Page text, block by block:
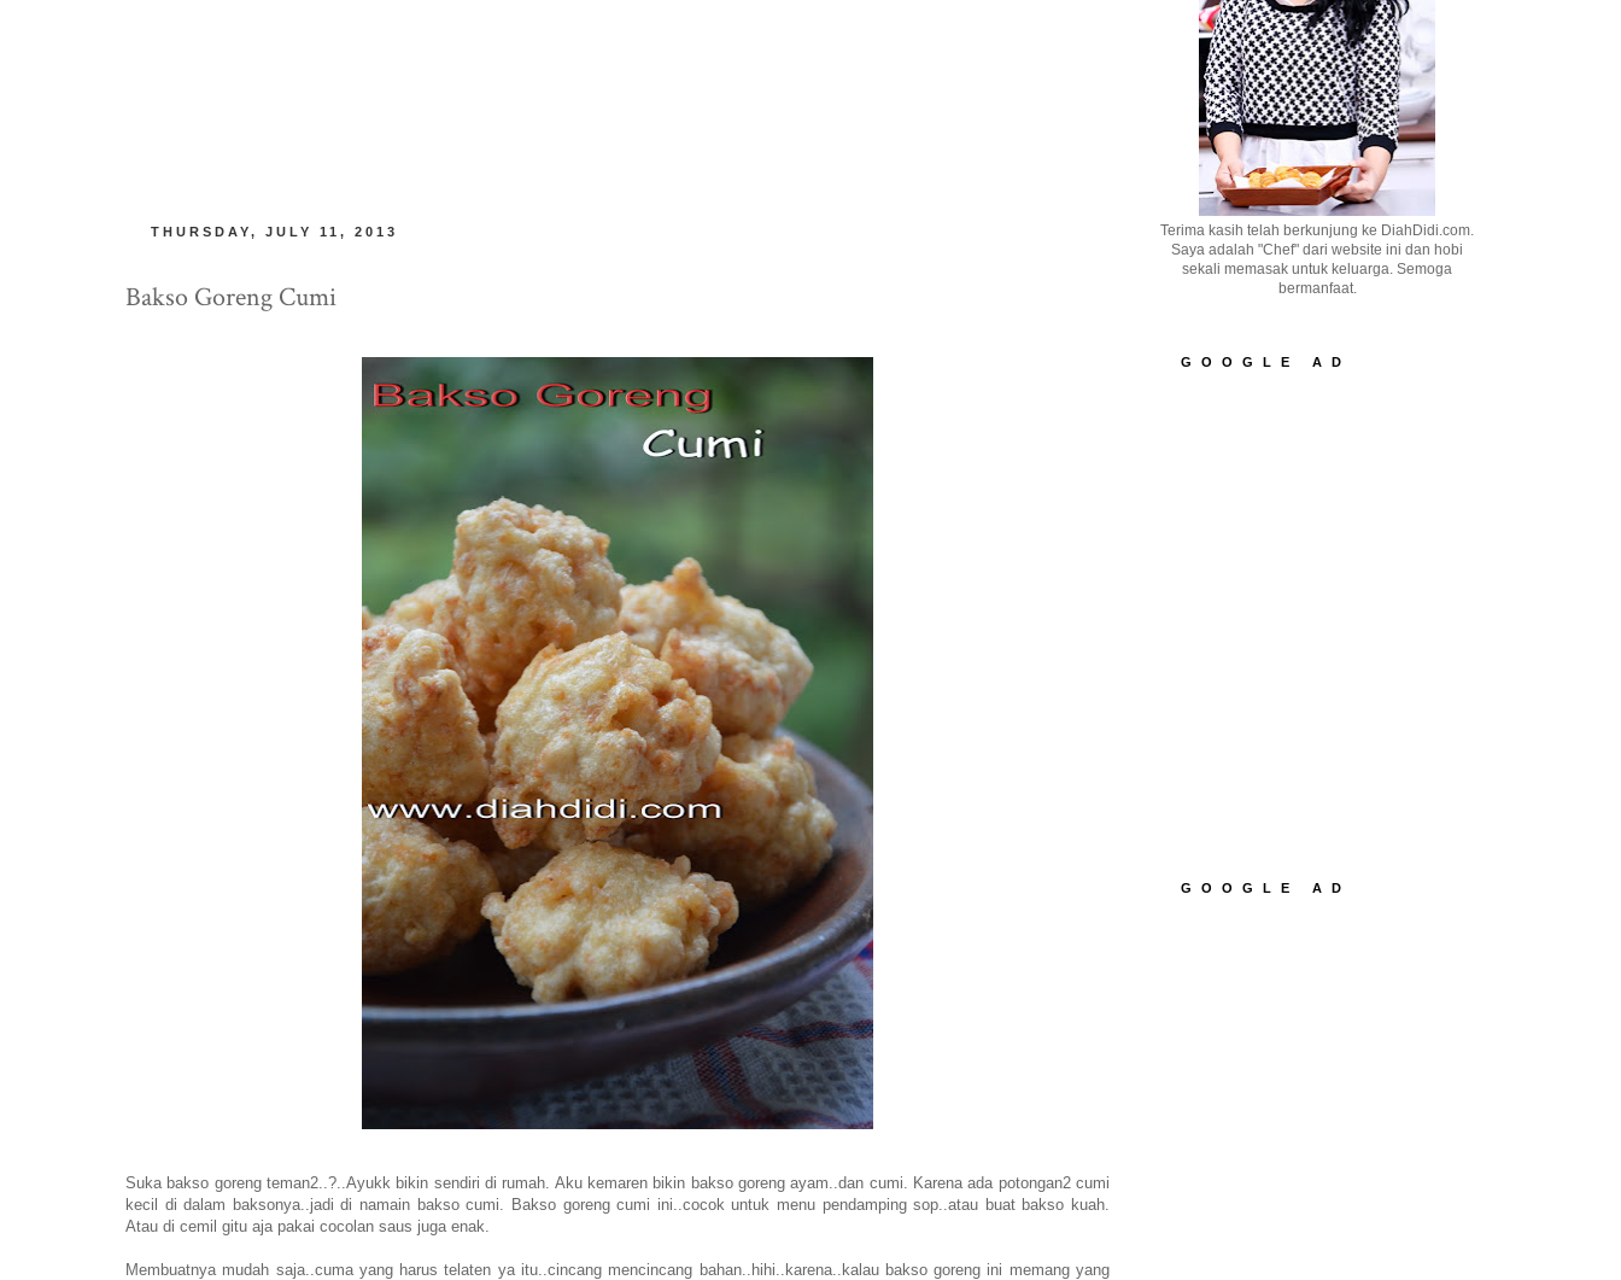
THURSDAY, JULY 11, 2013
Bakso Goreng Cumi
Suka bakso goreng teman2..?..Ayukk bikin sendiri di rumah. Aku kemaren bikin bakso goreng ayam..dan cumi. Karena ada potongan2 cumi
kecil di dalam baksonya..jadi di namain bakso cumi. Bakso goreng cumi ini..cocok untuk menu pendamping sop..atau buat bakso kuah.
Atau di cemil gitu aja pakai cocolan saus juga enak.
Membuatnya mudah saja..cuma yang harus telaten ya itu..cincang mencincang bahan..hihi..karena..kalau bakso goreng ini memang yang
Terima kasih telah berkunjung ke DiahDidi.com.
Saya adalah "Chef" dari website ini dan hobi
sekali memasak untuk keluarga. Semoga
bermanfaat.
GOOGLE AD
GOOGLE AD